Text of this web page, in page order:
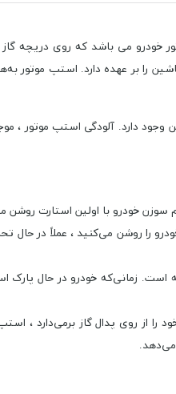
خودرو می باشد که روی دریچه
دارد. آلودگی استپ موتور ،
سوزن خودرو با اولین استارت روشن
را روشن می‌کنید ، عملاً در حال
پایین است. منظور از دورهای پایین در خودرو ، معمولاً
از روی پدال گاز برمی‌دارد ،
می‌دهد.